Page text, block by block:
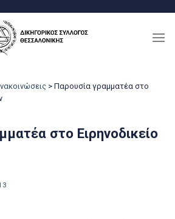
> Παρουσία γραμματέα στο
στο Ειρηνοδικείο